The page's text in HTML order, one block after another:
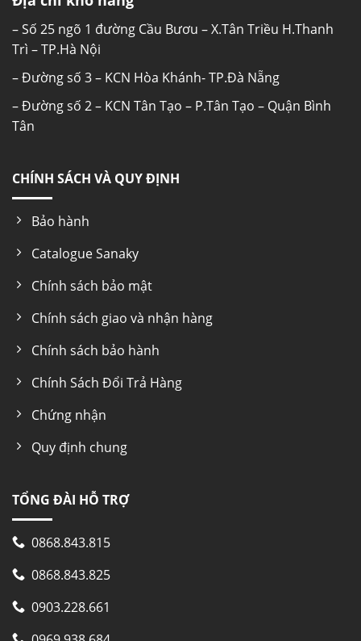
– Số 25 ngõ 1 đường Cầu Bươu – X.Tân Triều H.Thanh
Trì – TP.Hà Nội
– Đường số 3 – KCN Hòa Khánh- TP.Đà Nẵng
– Đường số 2 – KCN Tân Tạo – P.Tân Tạo – Quận Bình
Tân
CHÍNH SÁCH VÀ QUY ĐỊNH
Bảo hành
Catalogue Sanaky
Chính sách bảo mật
Chính sách giao và nhận hàng
Chính sách bảo hành
Chính Sách Đổi Trả Hàng
Chứng nhận
Quy định chung
TỔNG ĐÀI HỖ TRỢ
0868.843.815
0868.843.825
0903.228.661